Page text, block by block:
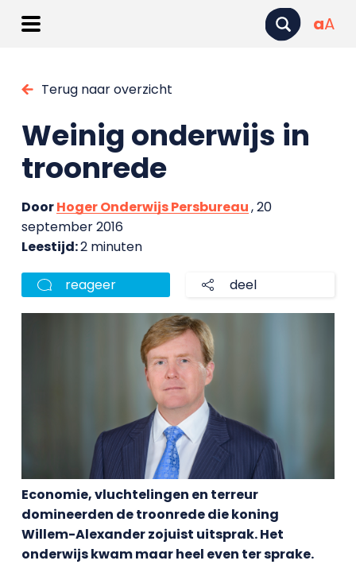
aA
Terug naar overzicht
Weinig onderwijs in
troonrede
DoorHoger Onderwijs Persbureau, 20
september 2016
Leestijd:2 minuten
reageer deel
Economie, vluchtelingen en terreur
domineerden de troonrede die koning
Willem-Alexander zojuist uitsprak. Het
onderwijs kwam maar heel even ter sprake.